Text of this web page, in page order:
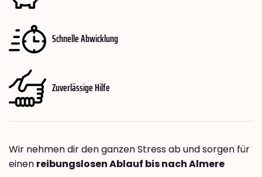
Schnelle Abwicklung
Zuverlässige Hilfe
Wir nehmen dir den ganzen Stress ab und sorgen für
einen reibungslosen Ablauf bis nach Almere